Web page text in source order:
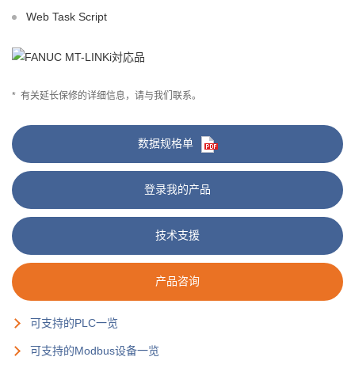
Web Task Script
* 有关延长保修的详细信息，请与我们联系。
数据规格单
登录我的产品
技术支援
产品咨询
可支持的PLC一览
可支持的Modbus设备一览